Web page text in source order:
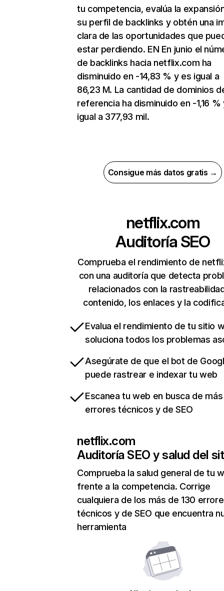
tu competencia, evalúa la
su perfil de backlinks y obtén una
clara de las oportunidades que
estar perdiendo. EN En junio el
de backlinks hacia netflix.com ha
disminuido en -14,83 % y es igual a
86,23 M. La cantidad de dominios
referencia ha disminuido en -1,16 %
igual a 377,93 mil.
Consigue más datos gratis →
netflix.com
Auditoría SEO
Comprueba el rendimiento de
con una auditoría que detecta
relacionados con la
contenido, los enlaces y la
Evalua el rendimiento de tu sitio
soluciona todos los problemas
Asegúrate de que el bot de
puede rastrear e indexar tu web
Escanea tu web en busca de
errores técnicos y de SEO
netflix.com
Auditoría SEO y salud del
Comprueba la salud general de tu
frente a la competencia. Corrige
cualquiera de los más de 130
técnicos y de SEO que encuentra
herramienta